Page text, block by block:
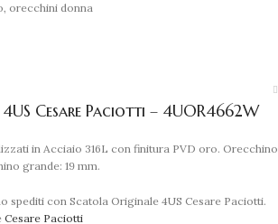
, orecchini donna
Cesare Paciotti – 4UOR4662W
in Acciaio 316L con finitura PVD oro. Orecchino
grande: 19 mm.
spediti con Scatola Originale 4US Cesare Paciotti.
Cesare Paciotti